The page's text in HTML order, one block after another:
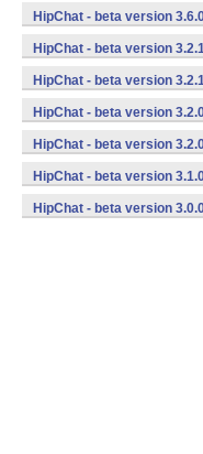
v8a,armeabi,armeabi-
HipChat - beta version
v8a,armeabi,armeabi-
HipChat - beta version
v8a,armeabi,armeabi-
HipChat - beta version
v8a,armeabi,armeabi-
HipChat - beta version
HipChat - beta version
HipChat - beta version
HipChat - beta version